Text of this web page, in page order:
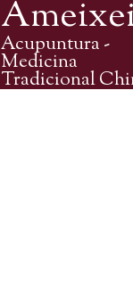
Acupuntura -
Medicina
Tradicional